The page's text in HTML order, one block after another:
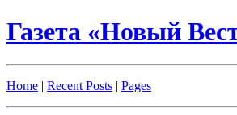
Газета «Новый
Home | Recent Posts | Pages